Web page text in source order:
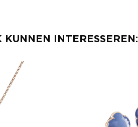
KUNNEN INTERESSEREN: